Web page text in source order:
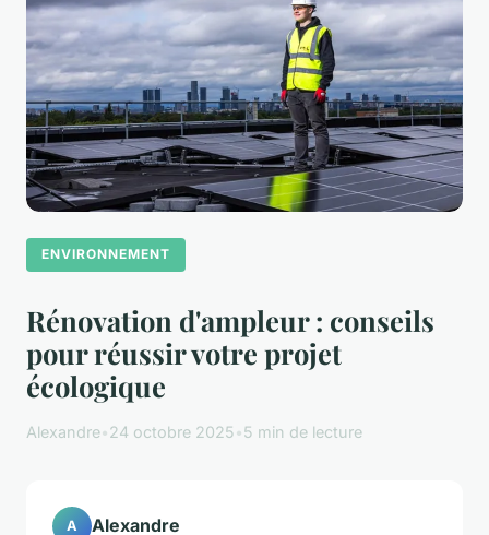
ENVIRONNEMENT
Rénovation d'ampleur : conseils
pour réussir votre projet
écologique
Alexandre•24 octobre 2025•5 min de lecture
A Alexandre